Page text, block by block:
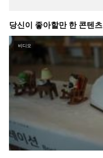
당신이 좋아할만 한 콘텐츠
비디오